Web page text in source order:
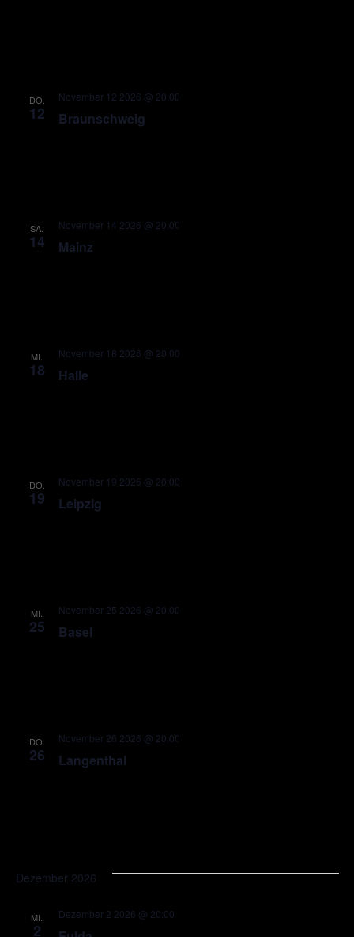
DO.
12 Braunschweig
November 12 2026 @ 20:00
SA.
14 Mainz
November 14 2026 @ 20:00
MI.
18 Halle
November 18 2026 @ 20:00
DO.
19 Leipzig
November 19 2026 @ 20:00
MI.
25 Basel
November 25 2026 @ 20:00
DO.
26 Langenthal
November 26 2026 @ 20:00
Dezember 2026
MI.
2
Dezember 2 2026 @ 20:00